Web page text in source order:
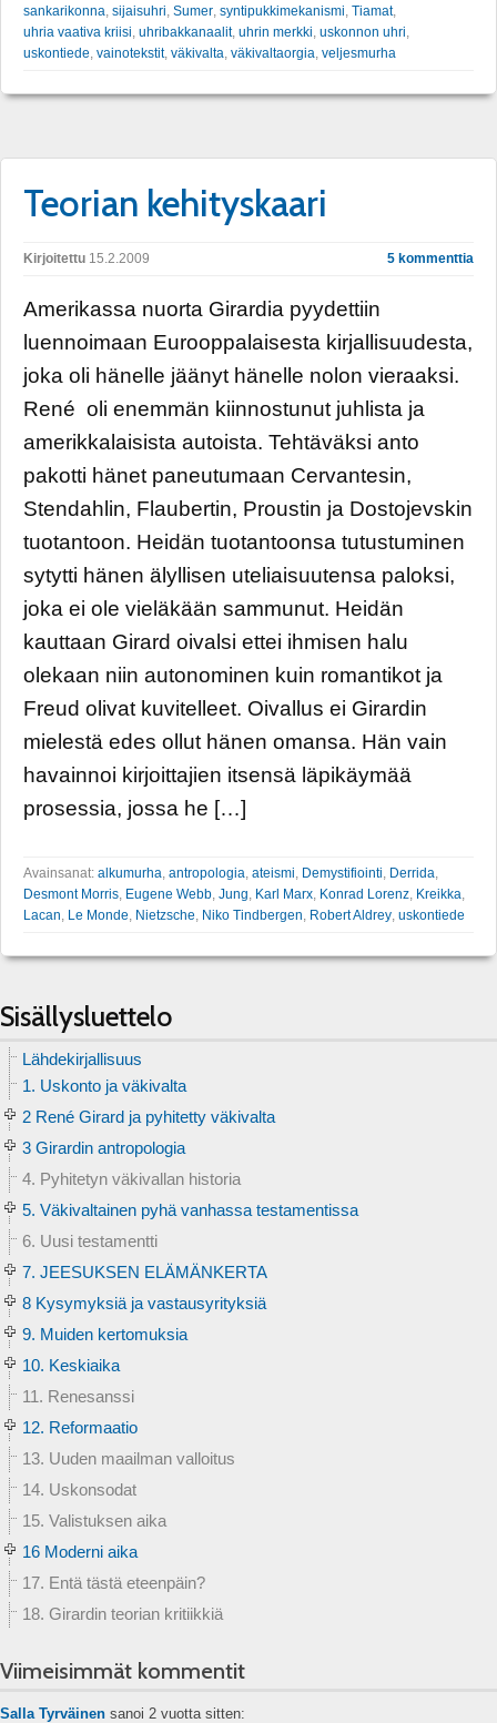
sankarikonna sijaisuhri Sumer syntipukkimekanismi Tiamat,
uhria vaativa kriisi uhribakkanaalit, uhrin merkki uskonnon uhri
uskontiede vainotekstit, väkivalta väkivaltaorgia veljesmurha
Teorian kehityskaari
Kirjoitettu 15.2.2009 5 kommenttia
Amerikassa nuorta Girardia pyydettiin
luennoimaan Eurooppalaisesta kirjallisuudesta,
joka oli hänelle jäänyt hänelle nolon vieraaksi.
René oli enemmän kiinnostunut juhlista ja
amerikkalaisista autoista. Tehtäväksi anto
pakotti hänet paneutumaan Cervantesin,
Stendahlin, Flaubertin, Proustin ja Dostojevskin
tuotantoon. Heidän tuotantoonsa tutustuminen
sytytti hänen älyllisen uteliaisuutensa paloksi,
joka ei ole vieläkään sammunut. Heidän
kauttaan Girard oivalsi ettei ihmisen halu
olekaan niin autonominen kuin romantikot ja
Freud olivat kuvitelleet. Oivallus ei Girardin
mielestä edes ollut hänen omansa. Hän vain
havainnoi kirjoittajien itsensä läpikäymää
prosessia, jossa he […]
Avainsanat: alkumurha, antropologia, ateismi, Demystifiointi, Derrida,
Desmont Morris, Eugene Webb, Jung, Karl Marx, Konrad Lorenz, Kreikka,
Lacan, Le Monde, Nietzsche, Niko Tindbergen, Robert Aldrey, uskontiede
Sisällysluettelo
Lähdekirjallisuus
1. Uskonto ja väkivalta
2 René Girard ja pyhitetty väkivalta
3 Girardin antropologia
4. Pyhitetyn väkivallan historia
5. Väkivaltainen pyhä vanhassa testamentissa
6. Uusi testamentti
7. JEESUKSEN ELÄMÄNKERTA
8 Kysymyksiä ja vastausyrityksiä
9. Muiden kertomuksia
10. Keskiaika
11. Renesanssi
12. Reformaatio
13. Uuden maailman valloitus
14. Uskonsodat
15. Valistuksen aika
16 Moderni aika
17. Entä tästä eteenpäin?
18. Girardin teorian kritiikkiä
Viimeisimmät kommentit
Salla Tyrväinen sanoi 2 vuotta sitten: